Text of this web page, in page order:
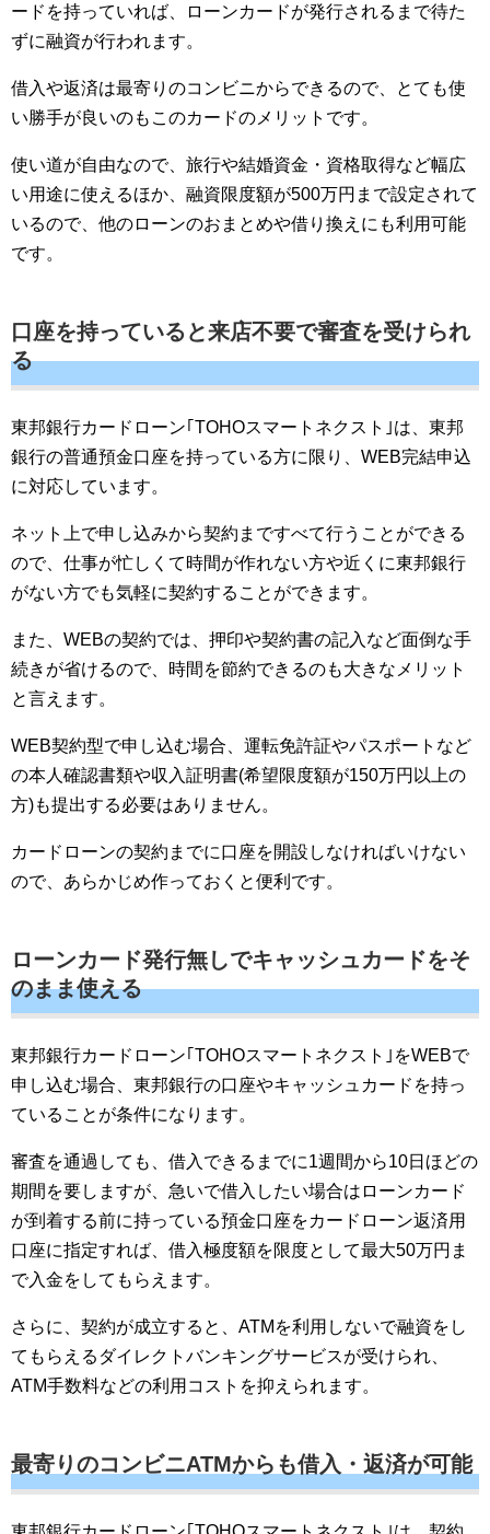
ードを持っていれば、ローンカードが発行されるまで待た
ずに融資が行われます。
借入や返済は最寄りのコンビニからできるので、とても使
い勝手が良いのもこのカードのメリットです。
使い道が自由なので、旅行や結婚資金・資格取得など幅広
い用途に使えるほか、融資限度額が500万円まで設定されて
いるので、他のローンのおまとめや借り換えにも利用可能
です。
口座を持っていると来店不要で審査を受けられ
る
東邦銀行カードローン｢TOHOスマートネクスト｣は、東邦
銀行の普通預金口座を持っている方に限り、WEB完結申込
に対応しています。
ネット上で申し込みから契約まですべて行うことができる
ので、仕事が忙しくて時間が作れない方や近くに東邦銀行
がない方でも気軽に契約することができます。
また、WEBの契約では、押印や契約書の記入など面倒な手
続きが省けるので、時間を節約できるのも大きなメリット
と言えます。
WEB契約型で申し込む場合、運転免許証やパスポートなど
の本人確認書類や収入証明書(希望限度額が150万円以上の
方)も提出する必要はありません。
カードローンの契約までに口座を開設しなければいけない
ので、あらかじめ作っておくと便利です。
ローンカード発行無しでキャッシュカードをそ
のまま使える
東邦銀行カードローン｢TOHOスマートネクスト｣をWEBで
申し込む場合、東邦銀行の口座やキャッシュカードを持っ
ていることが条件になります。
審査を通過しても、借入できるまでに1週間から10日ほどの
期間を要しますが、急いで借入したい場合はローンカード
が到着する前に持っている預金口座をカードローン返済用
口座に指定すれば、借入極度額を限度として最大50万円ま
で入金をしてもらえます。
さらに、契約が成立すると、ATMを利用しないで融資をし
てもらえるダイレクトバンキングサービスが受けられ、
ATM手数料などの利用コストを抑えられます。
最寄りのコンビニATMからも借入・返済が可能